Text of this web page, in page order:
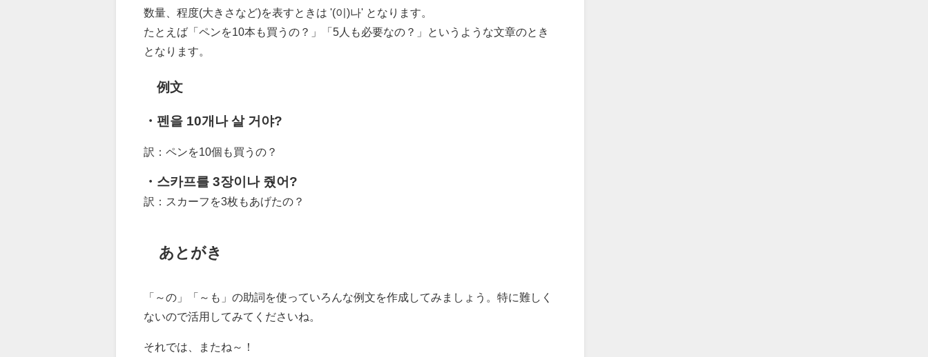
数量、程度(大きさなど)を表すときは '(이)나' となります。
たとえば「ペンを10本も買うの？」「5人も必要なの？」というような文章のとき
となります。
例文
・펜을 10개나 살 거야?
訳：ペンを10個も買うの？
・스카프를 3장이나 줬어?
訳：スカーフを3枚もあげたの？
あとがき
「～の」「～も」の助詞を使っていろんな例文を作成してみましょう。特に難しく
ないので活用してみてくださいね。
それでは、またね～！